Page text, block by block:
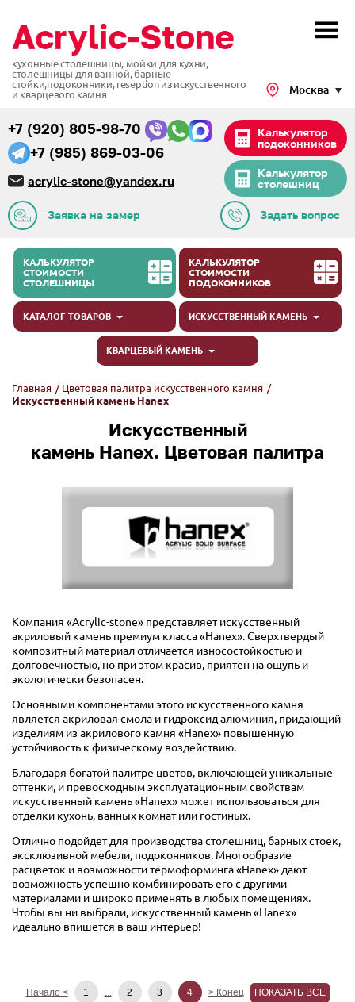
кухонные столешницы, мойки для кухни,
столешницы для ванной, барные
стойки,подоконники, reseption из искусственного
и кварцевого камня
+7 (985) 869-03-06
+7 (920) 805-98-70
acrylic-stone@yandex.ru
Калькулятор
столешниц
Калькулятор
подоконников
Москва
Задать вопрос
Заявка на замер
КАЛЬКУЛЯТОР
СТОИМОСТИ
СТОЛЕШНИЦЫ
КАЛЬКУЛЯТОР
СТОИМОСТИ
ПОДОКОННИКОВ
КАТАЛОГ ТОВАРОВ ИСКУССТВЕННЫЙ КАМЕНЬ
КВАРЦЕВЫЙ КАМЕНЬ
Главная / Цветовая палитра искусственного камня /
Искусственный камень Hanex
Искусственный
камень Hanex. Цветовая палитра
Компания «Acrylic-stone» представляет искусственный
акриловый камень премиум класса «Hanex». Сверхтвердый
композитный материал отличается износостойкостью и
долговечностью, но при этом красив, приятен на ощупь и
экологически безопасен.
Основными компонентами этого искусственного камня
является акриловая смола и гидроксид алюминия, придающий
изделиям из акрилового камня «Hanex» повышенную
устойчивость к физическому воздействию.
Благодаря богатой палитре цветов, включающей уникальные
оттенки, и превосходным эксплуатационным свойствам
искусственный камень «Hanex» может использоваться для
отделки кухонь, ванных комнат или гостиных.
Отлично подойдет для производства столешниц,барных стоек,
эксклюзивной мебели, подоконников. Многообразие
расцветок и возможности термоформинга «Hanex» дают
возможность успешно комбинировать его с другими
материалами и широко применять в любых помещениях.
Чтобы вы ни выбрали, искусственный камень «Hanex»
идеально впишется в ваш интерьер!
Начало < 1 2 3 4 > Конец ПОКАЗАТЬ ВСЕ